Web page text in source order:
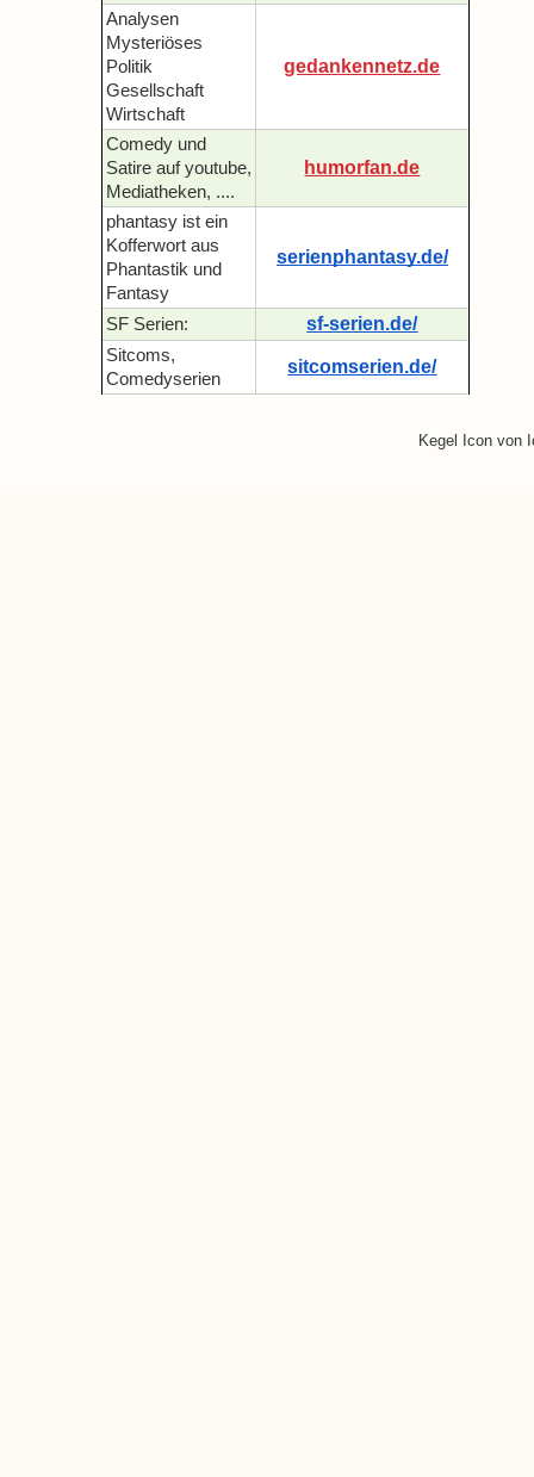
Analysen
Mysteriöses
Politik
Gesellschaft
Wirtschaft
gedankennetz.de
Comedy und
Satire auf youtube,
Mediatheken, ....
humorfan.de
phantasy ist ein
Kofferwort aus
Phantastik und
Fantasy
serienphantasy.de/
SF Serien: sf-serien.de/
Sitcoms,
Comedyserien
sitcomserien.de/
Kegel Icon von